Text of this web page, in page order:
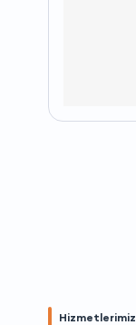
Hizmetlerimiz